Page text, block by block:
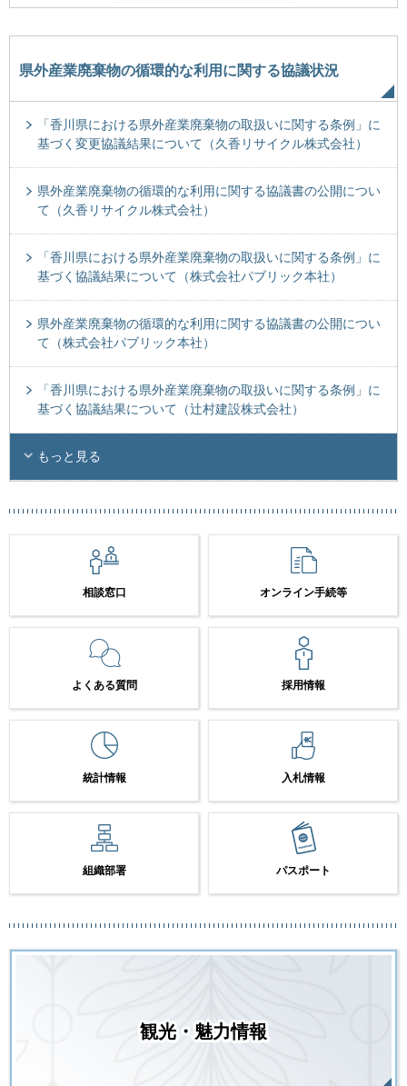
県外産業廃棄物の循環的な利用に関する協議状況
「香川県における県外産業廃棄物の取扱いに関する条例」に
基づく変更協議結果について（久香リサイクル株式会社）
県外産業廃棄物の循環的な利用に関する協議書の公開につい
て（久香リサイクル株式会社）
「香川県における県外産業廃棄物の取扱いに関する条例」に
基づく協議結果について（株式会社パブリック本社）
県外産業廃棄物の循環的な利用に関する協議書の公開につい
て（株式会社パブリック本社）
「香川県における県外産業廃棄物の取扱いに関する条例」に
基づく協議結果について（辻村建設株式会社）
もっと見る
相談窓口 オンライン手続等
よくある質問 採用情報
統計情報 入札情報
組織部署 パスポート
観光・魅力情報